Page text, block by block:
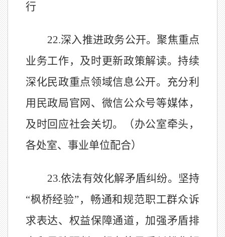
行
22.深入推进政务公开。聚焦重点
业务工作，及时更新政策解读。持续
深化民政重点领域信息公开。充分利
用民政局官网、微信公众号等媒体，
及时回应社会关切。（办公室牵头，
各处室、事业单位配合）
23.依法有效化解矛盾纠纷。坚持
“枫桥经验”，畅通和规范职工群众诉
求表达、权益保障通道，加强矛盾排